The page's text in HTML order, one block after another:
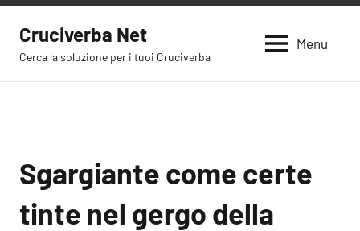
contenuto
Cruciverba Net
Cerca la soluzione per i tuoi Cruciverba
Menu
Sgargiante come certe
tinte nel gergo della